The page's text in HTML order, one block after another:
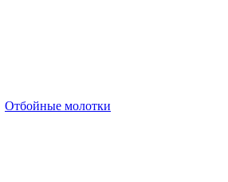
Отбойные молотки